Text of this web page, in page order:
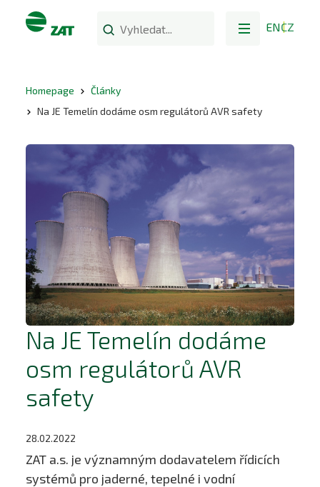
ENCZ
Homepage
Články
Na JE Temelín dodáme osm regulátorů AVR safety
Na JE Temelín dodáme
osm regulátorů AVR
safety
28.02.2022
ZAT a.s. je významným dodavatelem řídicích
systémů pro jaderné, tepelné i vodní